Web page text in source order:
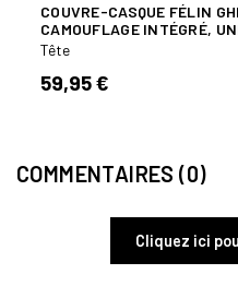
COUVRE-CASQUE FÉLIN
CAMOUFLAGE INTÉGRÉ,
Tête
59,95 €
COMMENTAIRES (0)
Cliquez ici